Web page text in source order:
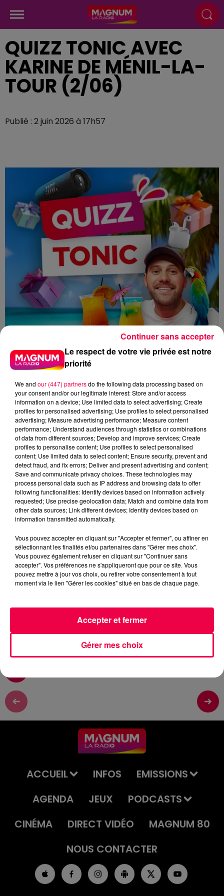
QUIZZ TONIC AVEC
KARINE DE MÉNIL-LA-
TOUR (2/06)
Publié : 2 juin 2026 à 17h57
MAGNUM LA RADIO
MAGNUM DRIVE
QUIZZ TONIC
MEURTHE ET MOSELLE
MENIL LA TOUR
NATHAN SLAMA
QUIZZ TONIC avec Karine de Ménil-la-tour (2/06)
2 juin 2026 - 2 min 50 sec
QUIZZ TONIC AVEC KARINE DE MÉNIL-LA-
QUIZZ TONIC avec Karine de Ménil-la-tour (2/06)
ACCUEIL INFOS
EMISSIONS
AGENDA
JEUX
PODCASTS
CINÉMA
DIRECT VIDÉO
MAGNUM 80
NOUS CONTACTER
Le respect de votre vie privée est notre
priorité
We and our (447) partnersdo the following data processing based on
your consent and/or our legitimate interest: Store and/or access
information on a device; Use limited data to select advertising; Create
profiles for personalised advertising; Use profiles to select personalised
advertising; Measure advertising performance; Measure content
performance; Understand audiences through statistics or combinations
of data from different sources; Develop and improve services; Create
profiles to personalise content; Use profiles to select personalised
content; Use limited data to select content; Ensure security, prevent and
detect fraud, and fix errors; Deliver and present advertising and content;
Save and communicate privacy choices. These technologies may
process personal data such as IP address and browsing data to offer
following functionalities: Identify devices based on information actively
requested; Use precise geolocation data; Match and combine data from
other data sources; Link different devices; Identify devices based on
information transmitted automatically.
Vous pouvez accepter en cliquant sur "Accepter et fermer", ou affiner en
sélectionnant les finalités et/ou partenaires dans "Gérer mes choix".
Vous pouvez également refuser en cliquant sur "Continuer sans
accepter". Vos préférences ne s'appliqueront que pour ce site. Vous
pouvez mettre à jour vos choix, ou retirer votre consentement à tout
moment via le lien "Gérer les cookies" situé en bas de chaque page.
Gérer mes choix
Accepter et fermer
Continuer sans accepter